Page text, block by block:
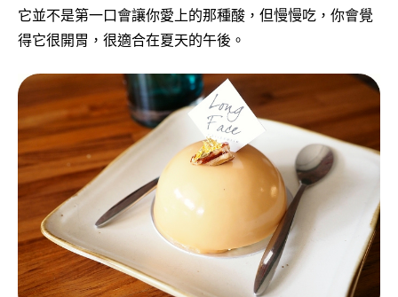
它並不是第一口會讓你愛上的那種酸，但慢慢吃，你會覺
得它很開胃，很適合在夏天的午後。